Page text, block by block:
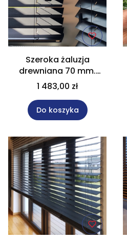
Szeroka żaluzja
drewniana 70 mm.
czarna 140x140 cm Na
wymiar
1 483,00 zł
Do koszyka